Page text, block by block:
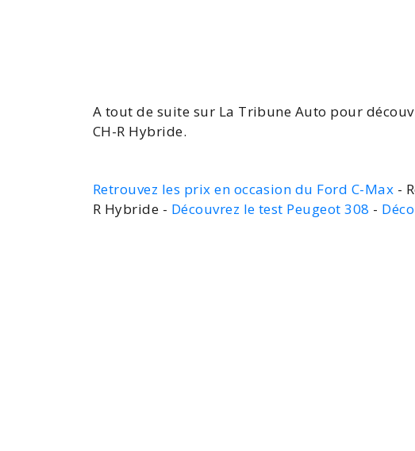
A tout de suite sur La Tribune Auto pour
CH-R Hybride.
Retrouvez les prix en occasion du Ford C-Max -
R Hybride - Découvrez le test Peugeot 308 -